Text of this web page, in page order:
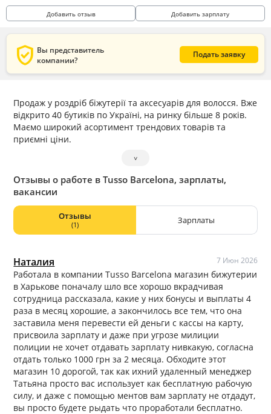
Добавить отзыв Добавить зарплату
verified_user Вы представитель
компании?
Подать заявку
Продаж у роздріб біжутерії та аксесуарів для волосся. Вже
відкрито 40 бутиків по Україні, на ринку більше 8 років.
Маємо широкий асортимент трендових товарів та
приємні ціни.
˅
Отзывы о работе в Tusso Barcelona, зарплаты,
вакансии
Отзывы
(1) Зарплаты
Наталия 7 Июн 2026
Работала в компании Tusso Barcelona магазин бижутерии
в Харькове поначалу шло все хорошо вкрадчивая
сотрудница рассказала, какие у них бонусы и выплаты 4
раза в месяц хорошие, а закончилось все тем, что она
заставила меня перевести ей деньги с кассы на карту,
присвоила зарплату и даже при угрозе милиции
полиции не хочет отдавать зарплату нивкакую, согласна
отдать только 1000 грн за 2 месяца. Обходите этот
магазин 10 дорогой, так как ихний удаленный менеджер
Татьяна просто вас использует как бесплатную рабочую
силу, и даже с помощью ментов вам зарплату не отдадут,
вы просто будете рыдать что проработали бесплатно.